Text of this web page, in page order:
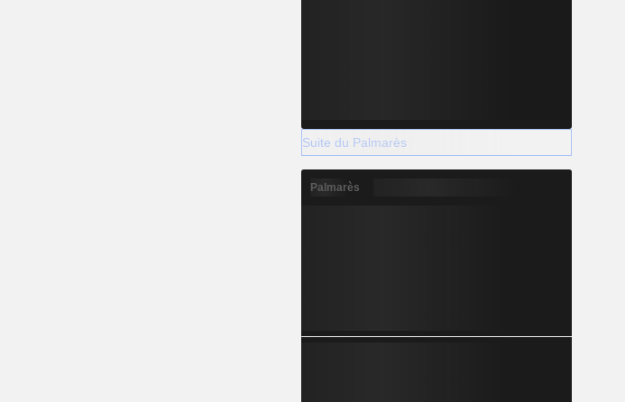
Suite du Palmarès
Palmarès